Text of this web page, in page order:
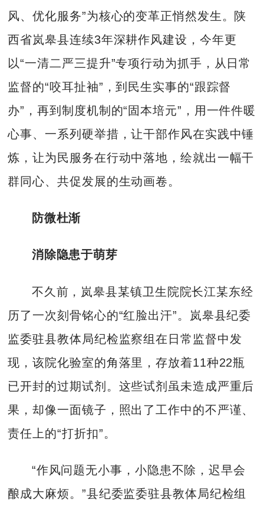
风、优化服务”为核心的变革正悄然发生。陕
西省岚皋县连续3年深耕作风建设，今年更
以“一清二严三提升”专项行动为抓手，从日常
监督的“咬耳扯袖”，到民生实事的“跟踪督
办”，再到制度机制的“固本培元”，用一件件暖
心事、一系列硬举措，让干部作风在实践中锤
炼，让为民服务在行动中落地，绘就出一幅干
群同心、共促发展的生动画卷。
防微杜渐
消除隐患于萌芽
不久前，岚皋县某镇卫生院院长江某东经
历了一次刻骨铭心的“红脸出汗”。岚皋县纪委
监委驻县教体局纪检监察组在日常监督中发
现，该院化验室的角落里，存放着11种22瓶
已开封的过期试剂。这些试剂虽未造成严重后
果，却像一面镜子，照出了工作中的不严谨、
责任上的“打折扣”。
“作风问题无小事，小隐患不除，迟早会
酿成大麻烦。”县纪委监委驻县教体局纪检组